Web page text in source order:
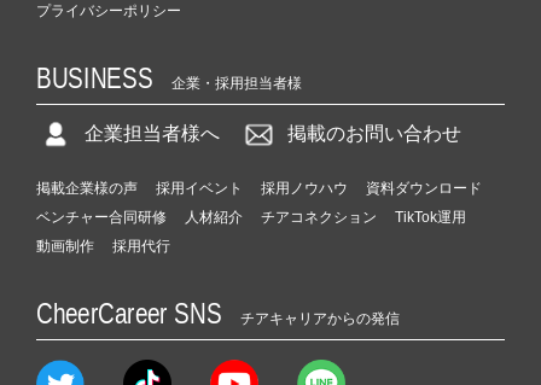
プライバシーポリシー
BUSINESS 企業・採用担当者様
企業担当者様へ 掲載のお問い合わせ
掲載企業様の声 採用イベント 採用ノウハウ
資料ダウンロード
ベンチャー合同研修
人材紹介 チアコネクション
TikTok運用
動画制作
採用代行
CheerCareer SNS チアキャリアからの発信